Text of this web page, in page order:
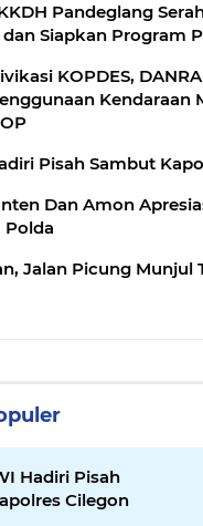
Pandeglang
Siapkan Program
KOPDES,
Merah Putih
Pisah Sambut
Dan Amon
Polda
Jalan Picung Munjul
Hadiri Pisah
Cilegon